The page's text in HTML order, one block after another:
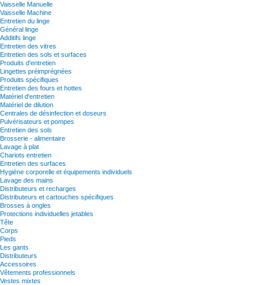
Vaisselle Manuelle
Vaisselle Machine
Entretien du linge
Général linge
Additifs linge
Entretien des vitres
Entretien des sols et surfaces
Produits d'entretien
Lingettes préimprégnées
Produits spécifiques
Entretien des fours et hottes
Matériel d'entretien
Matériel de dilution
Centrales de désinfection et doseurs
Pulvérisateurs et pompes
Entretien des sols
Brosserie - alimentaire
Lavage à plat
Chariots entretien
Entretien des surfaces
Hygiène corporelle et équipements individuels
Lavage des mains
Distributeurs et recharges
Distributeurs et cartouches spécifiques
Brosses à ongles
Protections individuelles jetables
Tête
Corps
Pieds
Les gants
Distributeurs
Accessoires
Vêtements professionnels
Vestes mixtes